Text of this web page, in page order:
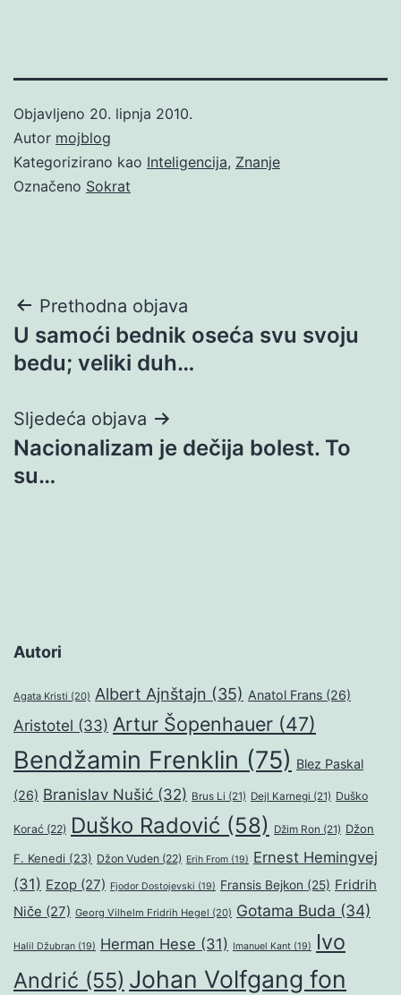
Objavljeno 20. lipnja 2010.
Autor mojblog
Kategorizirano kao Inteligencija, Znanje
Označeno Sokrat
Navigacija
objava
Prethodna objava
U samoći bednik oseća svu svoju
bedu; veliki duh…
Sljedeća objava
Nacionalizam je dečija bolest. To
su…
Autori
Agata Kristi (20) Albert Ajnštajn (35) Anatol Frans (26)
Aristotel (33) Artur Šopenhauer (47)
Bendžamin Frenklin (75) Blez Paskal
(26) Branislav Nušić (32) Brus Li (21) Dejl Karnegi (21) Duško
Korać (22) Duško Radović (58) Džim Ron (21) Džon
F. Kenedi (23) Džon Vuden (22) Erih From (19) Ernest Hemingvej
(31) Ezop (27) Fjodor Dostojevski (19) Fransis Bejkon (25) Fridrih
Niče (27) Georg Vilhelm Fridrih Hegel (20) Gotama Buda (34)
Halil Džubran (19) Herman Hese (31) Imanuel Kant (19)
Ivo
Andrić (55) Johan Volfgang fon